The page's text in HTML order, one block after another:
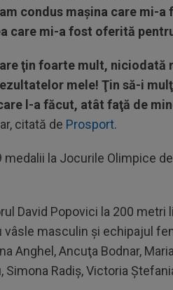
condus maşina care mi-
care mi-a fost oferită
ţin foarte mult, niciodată
mele! Ţin să-i
l-a făcut, atât faţă de
citată de Prosport.
la Jocurile Olimpice
David Popovici la 200 metri
vâsle masculin şi echipajul
Anghel, Ancuţa Bodnar,
Simona Radiş, Victoria